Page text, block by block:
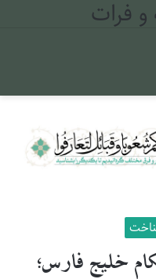
فرات
خلیج فارس؛